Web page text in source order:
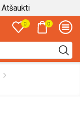
Atšaukti
0 0